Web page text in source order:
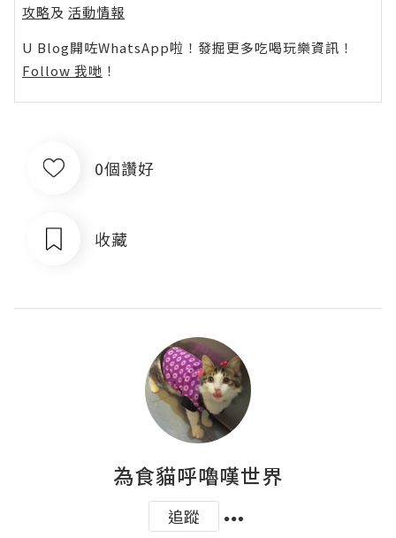
攻略及 活動情報
U Blog開咗WhatsApp啦！發掘更多吃喝玩樂資訊！
Follow 我哋 ！
0個讚好
收藏
為食貓呼嚕嘆世界
追蹤